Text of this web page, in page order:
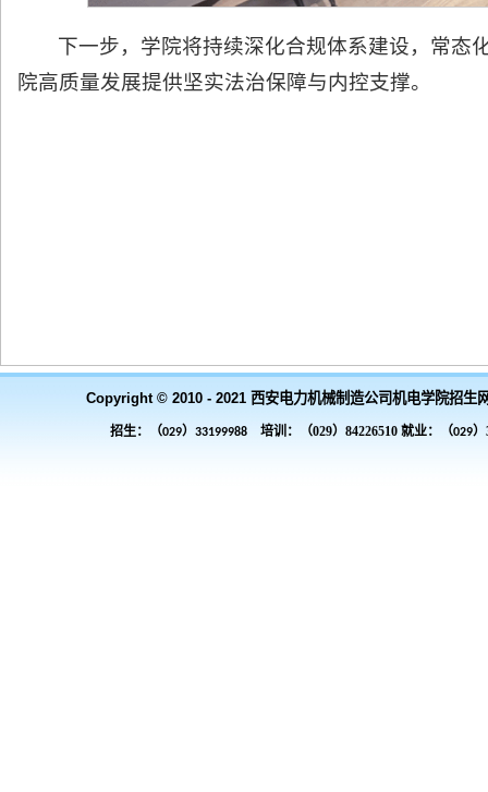
下一步，学院将持续深化合规体系建设，常态
院高质量发展提供坚实法治保障与内控支撑。
Copyright © 2010 - 2021 西安电力机械制造公司机电学院招生
招生：（029） 33199988 培训：（029）84226510 就业：（029）